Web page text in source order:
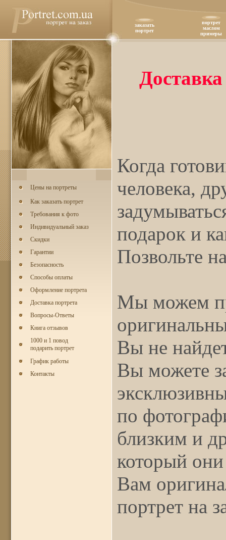
заказать
портрет
портрет
маслом
примеры
Цены на портреты
Как заказать портрет
Требования к фото
Индивидуальный заказ
Скидки
Гарантии
Безопасность
Способы оплаты
Оформление портрета
Доставка портрета
Вопросы-Ответы
Книга отзывов
1000 и 1 повод
подарить портрет
График работы
Контакты
Когда
человека,
подарок и
Позвольте
Мы можем
Вы не
Вы можете
по
близким и
который
Вам
портрет на